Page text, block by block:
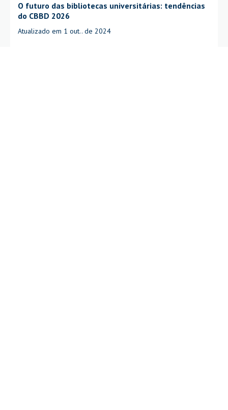
O futuro das bibliotecas universitárias: tendências
do CBBD 2026
Atualizado em 1 out.. de 2024